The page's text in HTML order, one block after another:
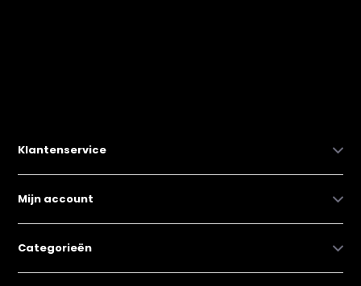
Klantenservice
Mijn account
Categorieën